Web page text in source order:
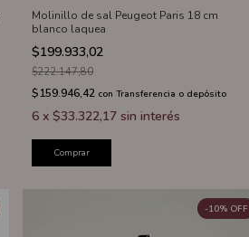
Molinillo de sal Peugeot Paris 18 cm
blanco laquea
$199.933,02
$222.147,80
$159.946,42 con Transferencia o depósito
6 x$33.322,17 sin interés
Comprar
-10% OFF